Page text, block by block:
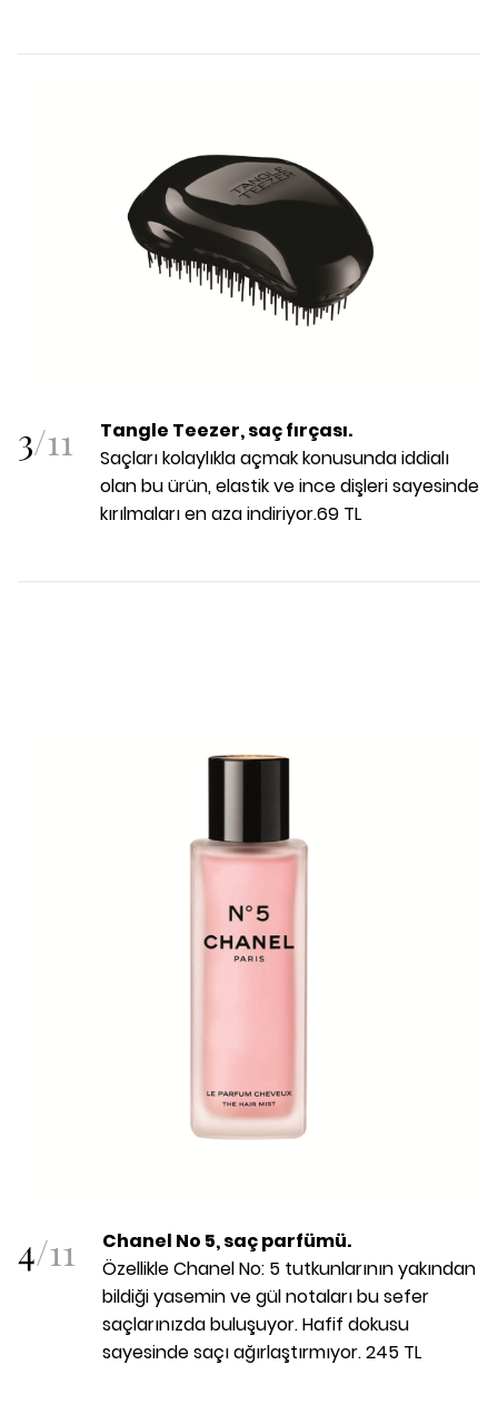
3/11
Tangle Teezer, saç fırçası.
Saçları kolaylıkla açmak konusunda iddialı
olan bu ürün, elastik ve ince dişleri sayesinde
kırılmaları en aza indiriyor.69 TL
4/11
Chanel No 5, saç parfümü.
Özellikle Chanel No: 5 tutkunlarının yakından
bildiği yasemin ve gül notaları bu sefer
saçlarınızda buluşuyor. Hafif dokusu
sayesinde saçı ağırlaştırmıyor. 245 TL